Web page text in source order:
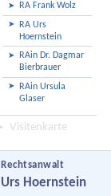
RA Frank Wolz
RA Urs
Hoernstein
RAin Dr. Dagmar
Bierbrauer
RAin Ursula
Glaser
Visitenkarte
Rechtsanwalt
Urs Hoernstein